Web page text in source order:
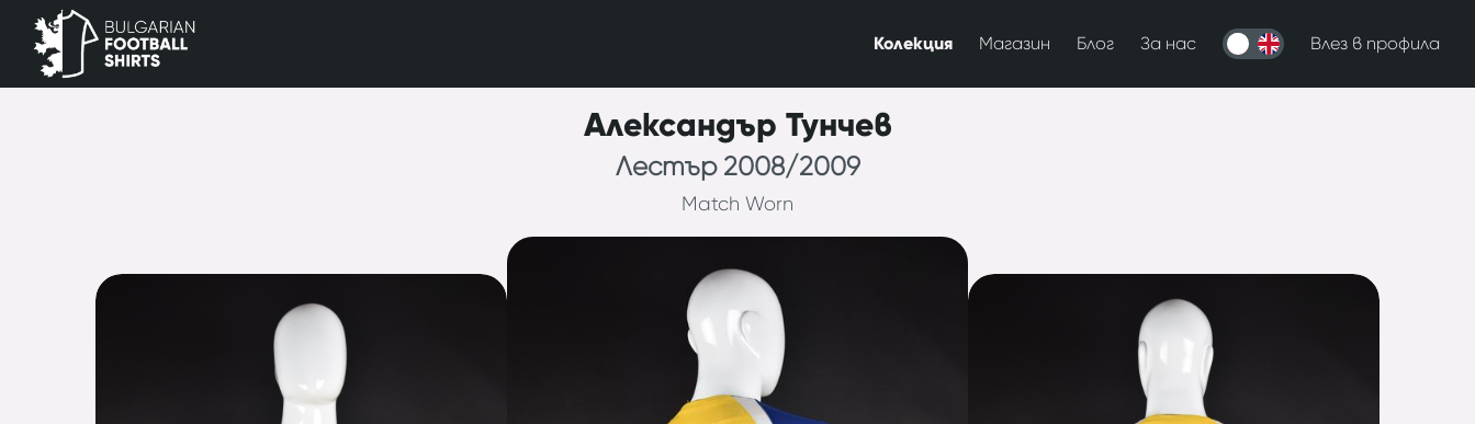
Колекция Магазин Блог За нас Влез в профила
Александър Тунчев
Лестър 2008/2009
Match Worn